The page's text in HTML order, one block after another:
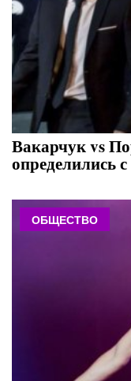
Вакарчук vs
определились
ОБЩЕСТВО